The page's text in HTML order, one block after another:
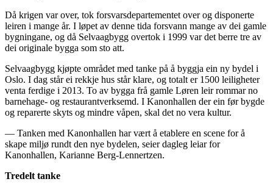
Då krigen var over, tok forsvarsdepartementet over og disponerte
leiren i mange år. I løpet av denne tida forsvann mange av dei gamle
bygningane, og då Selvaagbygg overtok i 1999 var det berre tre av
dei originale bygga som sto att.
Selvaagbygg kjøpte området med tanke på å byggja ein ny bydel i
Oslo. I dag står ei rekkje hus står klare, og totalt er 1500 leiligheter
venta ferdige i 2013. To av bygga frå gamle Løren leir rommar no
barnehage- og restaurantverksemd. I Kanonhallen der ein før bygde
og reparerte skyts og mindre våpen, skal det no vera kultur.
— Tanken med Kanonhallen har vært å etablere en scene for å
skape miljø rundt den nye bydelen, seier dagleg leiar for
Kanonhallen, Karianne Berg-Lennertzen.
Tredelt tanke